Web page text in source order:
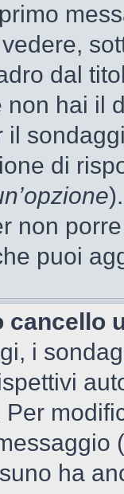
dal
hai il
il
di
non
puoi
cancello
i
Per
ha